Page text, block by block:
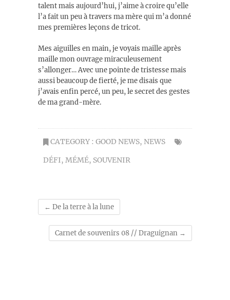
talent mais aujourd’hui, j’aime à croire qu’elle
l’a fait un peu à travers ma mère qui m’a donné
mes premières leçons de tricot.
Mes aiguilles en main, je voyais maille après
maille mon ouvrage miraculeusement
s’allonger… Avec une pointe de tristesse mais
aussi beaucoup de fierté, je me disais que
j’avais enfin percé, un peu, le secret des gestes
de ma grand-mère.
CATEGORY : GOOD NEWS, NEWS
DÉFI, MÉMÉ, SOUVENIR
← De la terre à la lune
Carnet de souvenirs 08 // Draguignan →